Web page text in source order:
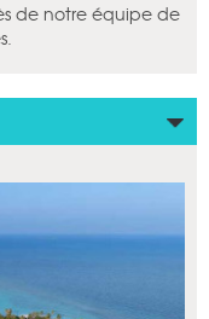
de notre équipe de